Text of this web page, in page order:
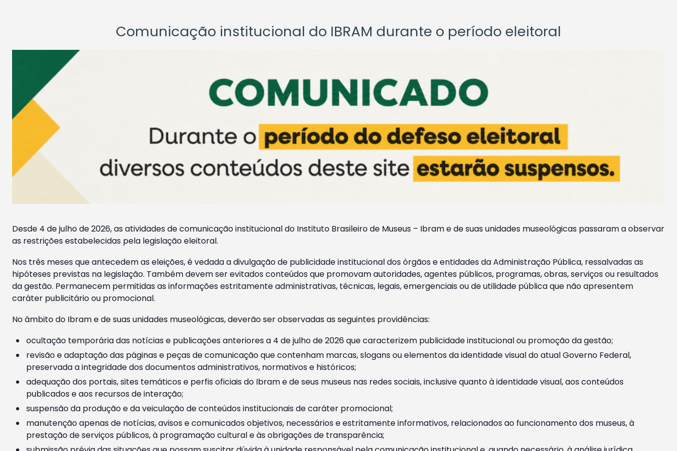
Comunicação institucional do IBRAM durante o período eleitoral
Desde 4 de julho de 2026, as atividades de comunicação institucional do Instituto Brasileiro de Museus – Ibram e de suas unidades museológicas passaram a observar
as restrições estabelecidas pela legislação eleitoral.
Nos três meses que antecedem as eleições, é vedada a divulgação de publicidade institucional dos órgãos e entidades da Administração Pública, ressalvadas as
hipóteses previstas na legislação. Também devem ser evitados conteúdos que promovam autoridades, agentes públicos, programas, obras, serviços ou resultados
da gestão. Permanecem permitidas as informações estritamente administrativas, técnicas, legais, emergenciais ou de utilidade pública que não apresentem
caráter publicitário ou promocional.
No âmbito do Ibram e de suas unidades museológicas, deverão ser observadas as seguintes providências:
ocultação temporária das notícias e publicações anteriores a 4 de julho de 2026 que caracterizem publicidade institucional ou promoção da gestão;
revisão e adaptação das páginas e peças de comunicação que contenham marcas, slogans ou elementos da identidade visual do atual Governo Federal,
preservada a integridade dos documentos administrativos, normativos e históricos;
adequação dos portais, sites temáticos e perfis oficiais do Ibram e de seus museus nas redes sociais, inclusive quanto à identidade visual, aos conteúdos
publicados e aos recursos de interação;
suspensão da produção e da veiculação de conteúdos institucionais de caráter promocional;
manutenção apenas de notícias, avisos e comunicados objetivos, necessários e estritamente informativos, relacionados ao funcionamento dos museus, à
prestação de serviços públicos, à programação cultural e às obrigações de transparência;